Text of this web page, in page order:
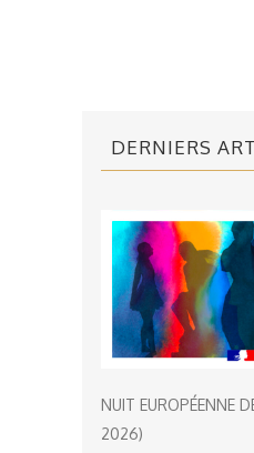
DERNIERS
NUIT EUROPÉENNE
2026)